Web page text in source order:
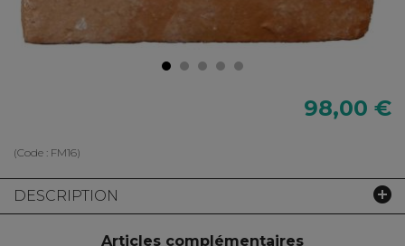
98,00 €
(Code : FM16)
DESCRIPTION
Articles complémentaires